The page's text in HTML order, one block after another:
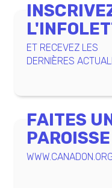
ET RECEVEZ LES
DERNIÈRES
FAITES
PAROISSE